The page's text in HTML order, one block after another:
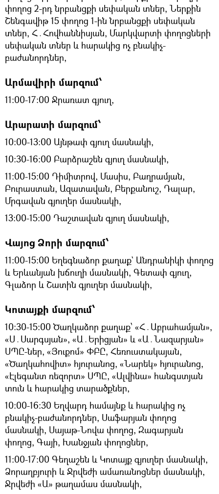
փողոց 2-րդ նրբանցքի սեփական տներ, Ներքին
Շենգավիթ 15 փողոց 1-ին նրբանցքի սեփական
տներ, Հ․Հովհաննիսյան, Մարկվարտի փողոցների
սեփական տներ և հարակից ոչ բնակիչ-
բաժանորդներ,
Արմավիրի մարզում՝
11:00-17:00 Ջրառատ գյուղ,
Արարատի մարզում՝
10:00-13:00 Այնթափ գյուղ մասնակի,
10:30-16:00 Բարձրաշեն գյուղ մասնակի,
11:00-15:00 Դիմիտրով, Մասիս, Բաղրամյան,
Բուրաստան, Ազատավան, Բերքանուշ, Դալար,
Մրգավան գյուղեր մասնակի,
13:00-15:00 Դաշտավան գյուղ մասնակի,
Վայոց Ձորի մարզում՝
11:00-15:00 Եղեգնաձոր քաղաք` Անդրանիկի փողոց
և Երևանյան խճուղի մասնակի, Գետափ գյուղ,
Գլաձոր և Շատին գյուղեր մասնակի,
Կոտայքի մարզում՝
10։30-15։00 Ծաղկաձոր քաղաք՝ «Հ․Աբրահամյան»,
«Ս․Սարգսյան», «Ա․Երիցյան» և «Ա․Նազարյան»
ՍՊԸ-ներ, «Յուքոմ» ՓԲԸ, Հեռուստակայան,
«Ծաղկահովիտ» հյուրանոց, «Նարեկ» հյուրանոց,
«Էլեգանտ ռեզորտ» ՍՊԸ, «Ալվինա» հանգստյան
տուն և հարակից տարածքներ,
10:00-16:30 Եղվարդ համայնք և հարակից ոչ
բնակիչ-բաժանորդներ, Սաֆարյան փողոց
մասնակի, Սայաթ-Նովա փողոց, Զագարյան
փողոց, Գայի, Խանջյան փողոցներ,
11։00-17։00 Գեղաշեն և Կոտայք գյուղեր մասնակի,
Ձորաղբյուրի և Ջրվեժի ամառանոցներ մասնակի,
Ջրվեժի «Ա» թաղամաս մասնակի,